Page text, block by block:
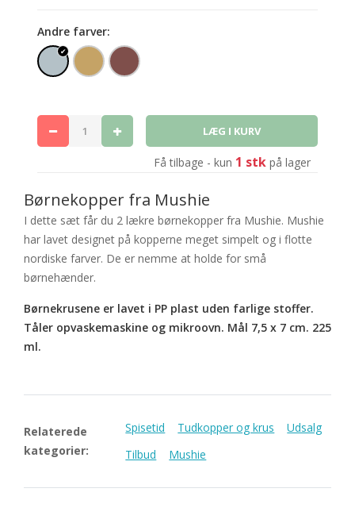
Andre farver:
Få tilbage - kun 1 stkpå lager
Børnekopper fra Mushie
I dette sæt får du 2 lækre børnekopper fra Mushie. Mushie
har lavet designet på kopperne meget simpelt og i flotte
nordiske farver. De er nemme at holde for små
børnehænder.
Børnekrusene er lavet i PP plast uden farlige stoffer.
Tåler opvaskemaskine og mikroovn. Mål 7,5 x 7 cm. 225
ml.
Relaterede
kategorier:
Spisetid Tudkopper og krus
Udsalg
Tilbud
Mushie